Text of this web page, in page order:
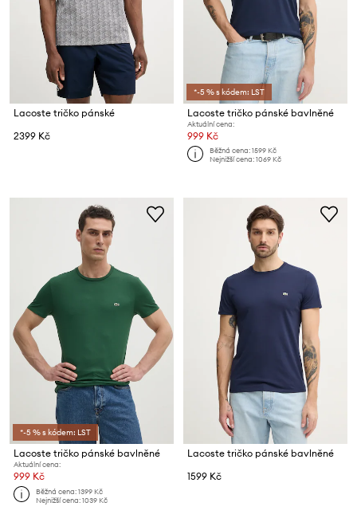
Lacoste tričko pánské
2399 Kč
*-5 % s kódem: LST
Lacoste tričko pánské bavlněné
Aktuální cena:
999 Kč
Běžná cena:1599 Kč
Nejnižší cena:1069 Kč
*-5 % s kódem: LST
Lacoste tričko pánské bavlněné
Aktuální cena:
999 Kč
Běžná cena:1399 Kč
Nejnižší cena:1039 Kč
Lacoste tričko pánské bavlněné
1599 Kč